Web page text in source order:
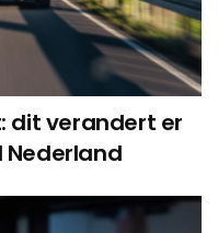
dit verandert er